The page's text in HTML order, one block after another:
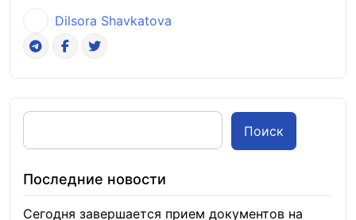
Dilsora Shavkatova
Поиск
Последние новости
Сегодня завершается прием документов на